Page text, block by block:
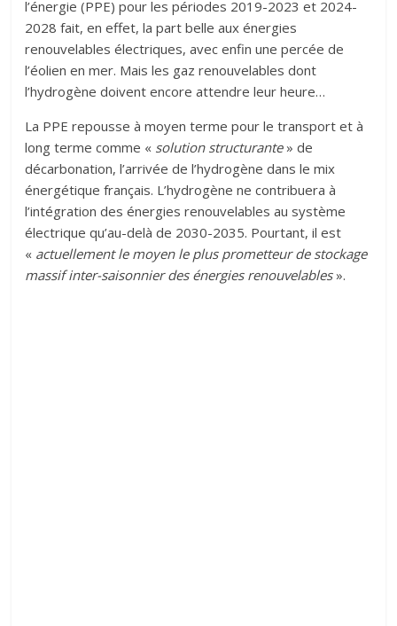
l’énergie (PPE) pour les périodes 2019-2023 et 2024-
2028 fait, en effet, la part belle aux énergies
renouvelables électriques, avec enfin une percée de
l’éolien en mer. Mais les gaz renouvelables dont
l’hydrogène doivent encore attendre leur heure…
La PPE repousse à moyen terme pour le transport et à
long terme comme « solution structurante» de
décarbonation, l’arrivée de l’hydrogène dans le mix
énergétique français. L’hydrogène ne contribuera à
l’intégration des énergies renouvelables au système
électrique qu’au-delà de 2030-2035. Pourtant, il est
« actuellement le moyen le plus prometteur de stockage
massif inter-saisonnier des énergies renouvelables».